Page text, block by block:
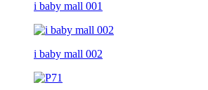
i baby mall 001
i baby mall 002